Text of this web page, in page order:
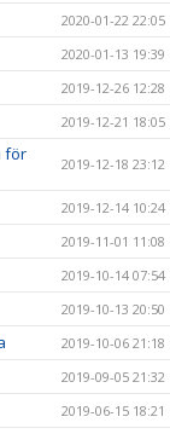
2020-01-22 22:05
2020-01-13 19:39
2019-12-26 12:28
2019-12-21 18:05
för
2019-12-18 23:12
2019-12-14 10:24
2019-11-01 11:08
2019-10-14 07:54
2019-10-13 20:50
2019-10-06 21:18
2019-09-05 21:32
2019-06-15 18:21